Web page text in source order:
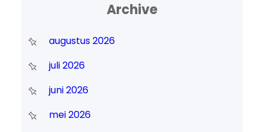
Archive
augustus 2026
juli 2026
juni 2026
mei 2026